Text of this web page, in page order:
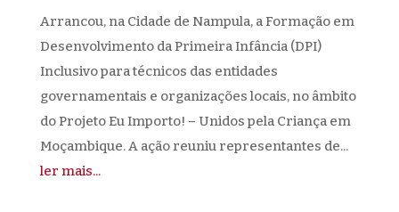
Arrancou, na Cidade de Nampula, a Formação em
Desenvolvimento da Primeira Infância (DPI)
Inclusivo para técnicos das entidades
governamentais e organizações locais, no âmbito
do Projeto Eu Importo! – Unidos pela Criança em
Moçambique. A ação reuniu representantes de...
ler mais...